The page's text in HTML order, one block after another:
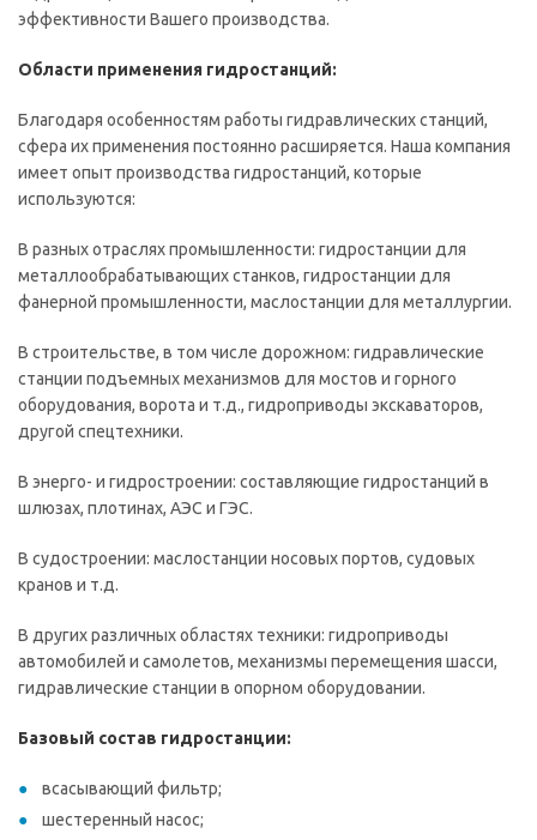
эффективности Вашего производства.
Области применения гидростанций:
Благодаря особенностям работы гидравлических станций,
сфера их применения постоянно расширяется. Наша компания
имеет опыт производства гидростанций, которые
используются:
В разных отраслях промышленности: гидростанции для
металлообрабатывающих станков, гидростанции для
фанерной промышленности, маслостанции для металлургии.
В строительстве, в том числе дорожном: гидравлические
станции подъемных механизмов для мостов и горного
оборудования, ворота и т.д., гидроприводы экскаваторов,
другой спецтехники.
В энерго- и гидростроении: составляющие гидростанций в
шлюзах, плотинах, АЭС и ГЭС.
В судостроении: маслостанции носовых портов, судовых
кранов и т.д.
В других различных областях техники: гидроприводы
автомобилей и самолетов, механизмы перемещения шасси,
гидравлические станции в опорном оборудовании.
Базовый состав гидростанции:
всасывающий фильтр;
шестеренный насос;